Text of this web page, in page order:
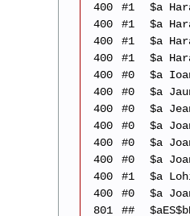
400
#1
$a
400
#1
$a
400
#1
$a
400
#1
$a
400
#0
$a
400
#0
$a
400
#0
$a
400
#0
$a
400
#0
$a
400
#0
$a
400
#1
$a
400
#0
$a
801
##